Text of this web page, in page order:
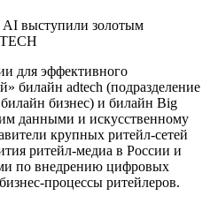
для эффективного
билайн adtech (подразделение
бизнес) и билайн Big
данными и искусственному
крупных ритейл-сетей
ритейл-медиа в России и
по внедрению цифровых
процессы ритейлеров.